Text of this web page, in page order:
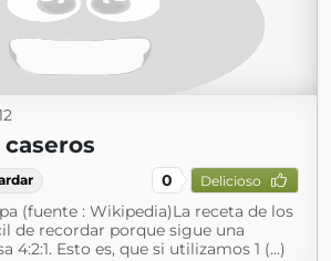
0 Delicioso
(fuente : Wikipedia)La receta de los
de recordar porque sigue una
4:2:1. Esto es, que si utilizamos 1 (...)